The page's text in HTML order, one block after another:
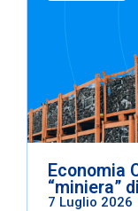
Economia
“miniera”
7 Luglio 2026